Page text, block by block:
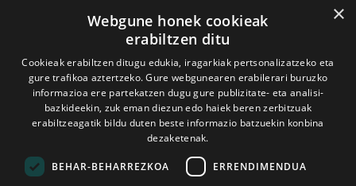
×
Webgune honek cookieak
erabiltzen ditu
Cookieak erabiltzen ditugu edukia, iragarkiak pertsonalizatzeko eta
gure trafikoa aztertzeko. Gure webgunearen erabilerari buruzko
informazioa ere partekatzen dugu gure publizitate- eta analisi-
bazkideekin, zuk eman diezun edo haiek beren zerbitzuak
erabiltzeagatik bildu duten beste informazio batzuekin konbina
dezaketenak.
BEHAR-BEHARREZKOA ERRENDIMENDUA